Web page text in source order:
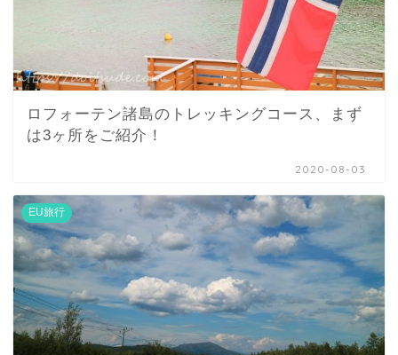
ロフォーテン諸島のトレッキングコース、まず
は3ヶ所をご紹介！
2020-08-03
EU旅行